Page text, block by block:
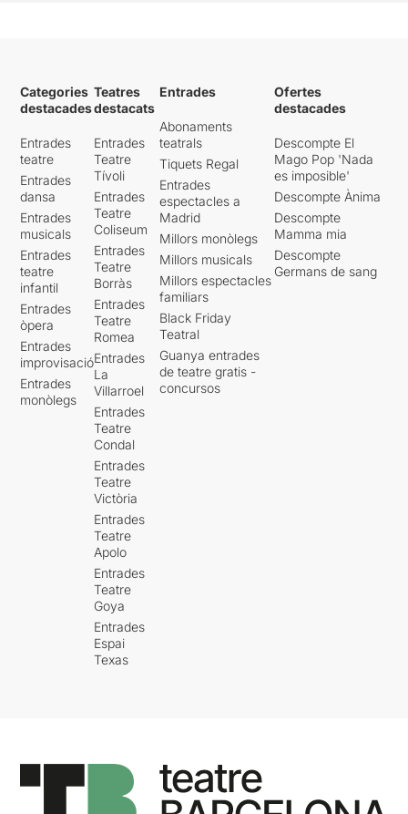
Categories
destacades
Entrades
teatre
Entrades
dansa
Entrades
musicals
Entrades
teatre
infantil
Entrades
òpera
Entrades
improvisació
Entrades
monòlegs
Teatres
destacats
Entrades
Teatre
Tívoli
Entrades
Teatre
Coliseum
Entrades
Teatre
Borràs
Entrades
Teatre
Romea
Entrades
La
Villarroel
Entrades
Teatre
Condal
Entrades
Teatre
Victòria
Entrades
Teatre
Apolo
Entrades
Teatre
Goya
Entrades
Espai
Texas
Entrades
Abonaments
teatrals
Tiquets Regal
Entrades
espectacles a
Madrid
Millors monòlegs
Millors musicals
Millors espectacles
familiars
Black Friday
Teatral
Guanya entrades
de teatre gratis -
concursos
Ofertes
destacades
Descompte El
Mago Pop 'Nada
es imposible'
Descompte Ànima
Descompte
Mamma mia
Descompte
Germans de sang